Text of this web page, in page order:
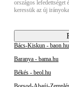
országos lefedettséget
keressük az új
Bács-Kiskun - baon.hu
Baranya - bama.hu
Békés - beol.hu